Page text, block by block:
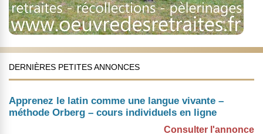
DERNIÈRES PETITES ANNONCES
Apprenez le latin comme une langue vivante –
méthode Orberg – cours individuels en ligne
Consulter l'annonce